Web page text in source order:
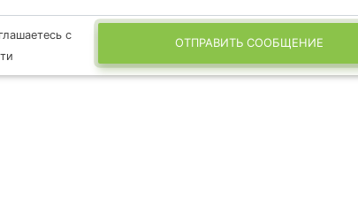
с
ОТПРАВИТЬ СООБЩЕНИЕ